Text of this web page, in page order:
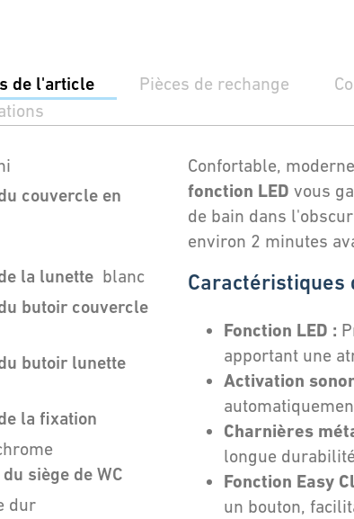
de l'article Pièces de rechange
couvercle en
la lunette blanc
butoir couvercle
butoir lunette
la fixation
siège de WC
dur
Confortable,
fonction LED vous
de bain dans
environ 2 minutes
Caractéristiques
Fonction LED :
apportant une
Activation
Charnières
longue
Fonction Easy
un bouton,